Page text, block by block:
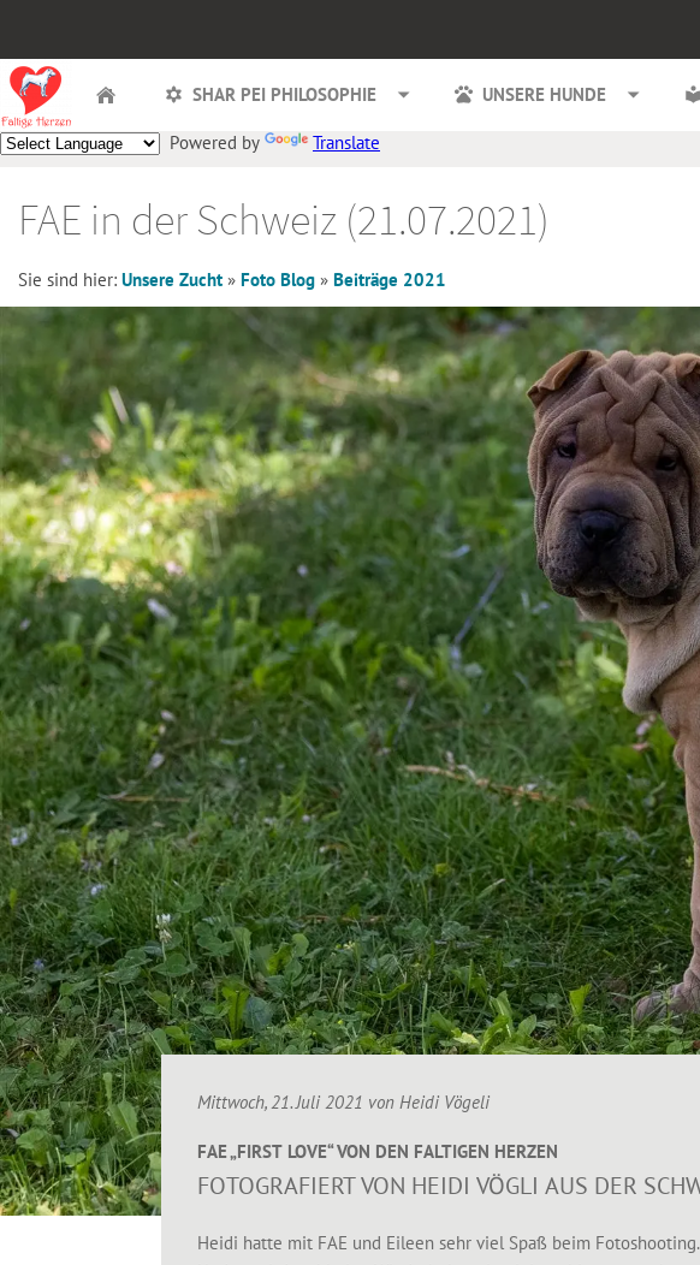
SHAR PEI PHILOSOPHIE UNSERE HUNDE
Powered by Translate
FAE in der Schweiz (21.07.2021)
Sie sind hier: Unsere Zucht » Foto Blog » Beiträge 2021
Mittwoch, 21. Juli 2021 von Heidi Vögeli
FAE „FIRST LOVE“ VON DEN FALTIGEN HERZEN
FOTOGRAFIERT VON HEIDI VÖGLI AUS DER
Heidi hatte mit FAE und Eileen sehr viel Spaß beim Fotoshooting.